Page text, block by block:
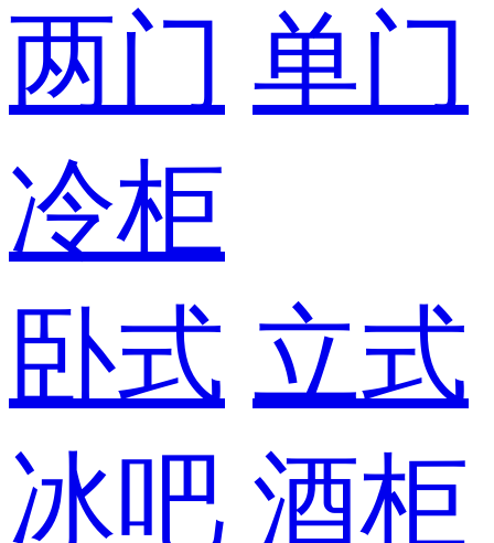
两门 单门
冷柜
卧式 立式
冰吧 酒柜